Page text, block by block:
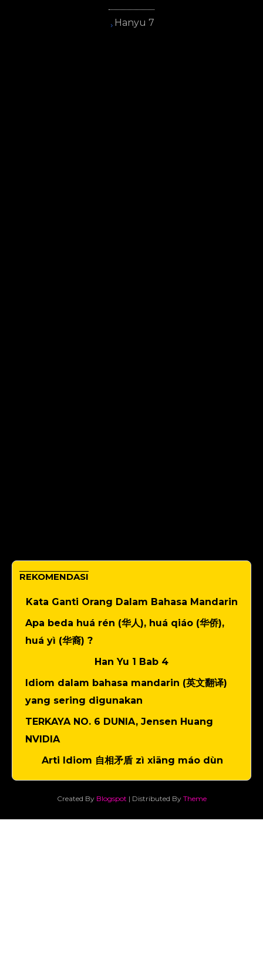
Hanyu 7
REKOMENDASI
Kata Ganti Orang Dalam Bahasa Mandarin
Apa beda huá rén (华人), huá qiáo (华侨),
huá yì (华裔) ?
Han Yu 1 Bab 4
Idiom dalam bahasa mandarin (英文翻译)
yang sering digunakan
TERKAYA NO. 6 DUNIA, Jensen Huang
NVIDIA
Arti Idiom 自相矛盾 zì xiāng máo dùn
Created By Blogspot | Distributed By Theme